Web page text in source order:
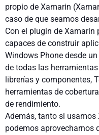
propio de Xamarin
caso de que seamos
Con el plugin de
capaces de construir
Windows Phone desde
de todas las
librerías y componentes,
herramientas de
de rendimiento.
Además, tanto si
podemos aprovecharnos